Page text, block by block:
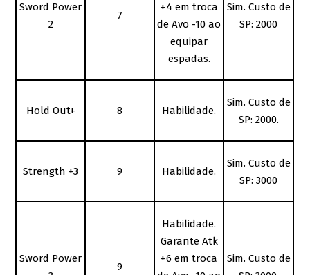
Sword Power
2
7
+4 em troca
de Avo -10 ao
equipar
espadas.
Sim. Custo de
SP: 2000
Hold Out+ 8 Habilidade.
Sim. Custo de
SP: 2000.
Strength +3 9 Habilidade.
Sim. Custo de
SP: 3000
Sword Power
9
Habilidade.
Garante Atk
+6 em troca
Sim. Custo de